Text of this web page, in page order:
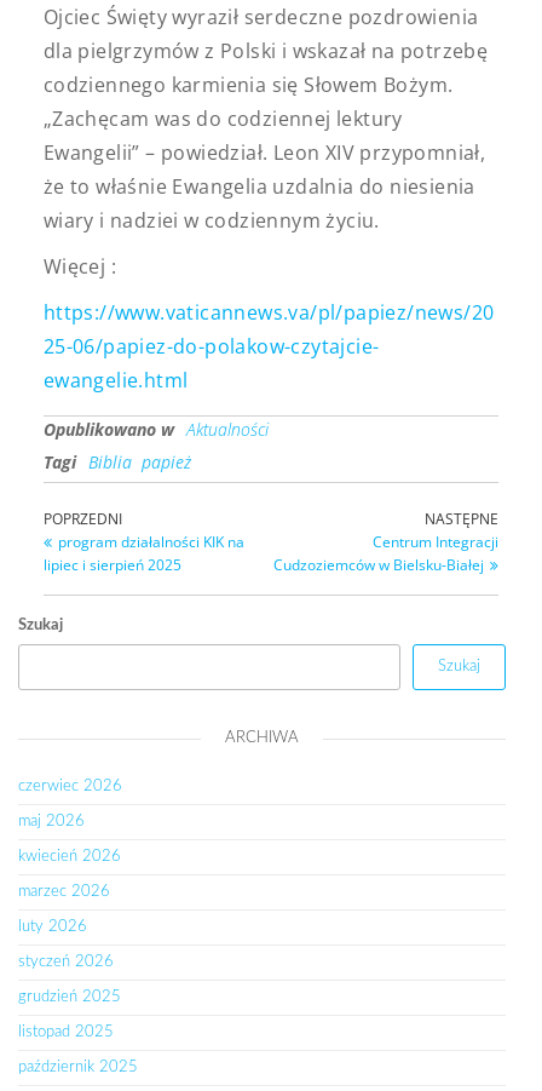
Ojciec Święty wyraził serdeczne pozdrowienia
dla pielgrzymów z Polski i wskazał na potrzebę
codziennego karmienia się Słowem Bożym.
„Zachęcam was do codziennej lektury
Ewangelii” – powiedział. Leon XIV przypomniał,
że to właśnie Ewangelia uzdalnia do niesienia
wiary i nadziei w codziennym życiu.
Więcej :
https://www.vaticannews.va/pl/papiez/news/20
25-06/papiez-do-polakow-czytajcie-
ewangelie.html
Opublikowano w Aktualności
Tagi Biblia papież
POPRZEDNI
program działalności KIK na
lipiec i sierpień 2025
NASTĘPNE
Centrum Integracji
Cudzoziemców w Bielsku-Białej
Szukaj
Szukaj
ARCHIWA
czerwiec 2026
maj 2026
kwiecień 2026
marzec 2026
luty 2026
styczeń 2026
grudzień 2025
listopad 2025
październik 2025